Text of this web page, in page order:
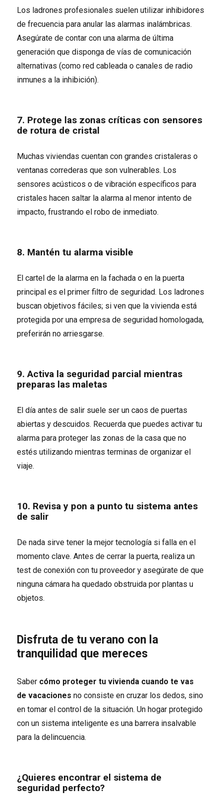
Los ladrones profesionales suelen utilizar inhibidores
de frecuencia para anular las alarmas inalámbricas.
Asegúrate de contar con una alarma de última
generación que disponga de vías de comunicación
alternativas (como red cableada o canales de radio
inmunes a la inhibición).
7. Protege las zonas críticas con sensores
de rotura de cristal
Muchas viviendas cuentan con grandes cristaleras o
ventanas correderas que son vulnerables. Los
sensores acústicos o de vibración específicos para
cristales hacen saltar la alarma al menor intento de
impacto, frustrando el robo de inmediato.
8. Mantén tu alarma visible
El cartel de la alarma en la fachada o en la puerta
principal es el primer filtro de seguridad. Los ladrones
buscan objetivos fáciles; si ven que la vivienda está
protegida por una empresa de seguridad homologada,
preferirán no arriesgarse.
9. Activa la seguridad parcial mientras
preparas las maletas
El día antes de salir suele ser un caos de puertas
abiertas y descuidos. Recuerda que puedes activar tu
alarma para proteger las zonas de la casa que no
estés utilizando mientras terminas de organizar el
viaje.
10. Revisa y pon a punto tu sistema antes
de salir
De nada sirve tener la mejor tecnología si falla en el
momento clave. Antes de cerrar la puerta, realiza un
test de conexión con tu proveedor y asegúrate de que
ninguna cámara ha quedado obstruida por plantas u
objetos.
Disfruta de tu verano con la
tranquilidad que mereces
Saber cómo proteger tu vivienda cuando te vas
de vacaciones no consiste en cruzar los dedos, sino
en tomar el control de la situación. Un hogar protegido
con un sistema inteligente es una barrera insalvable
para la delincuencia.
¿Quieres encontrar el sistema de
seguridad perfecto?